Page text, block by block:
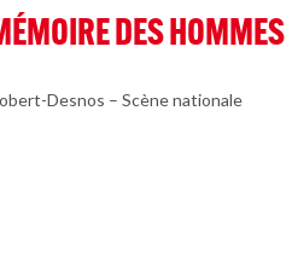
DES HOMMES
Desnos – Scène nationale